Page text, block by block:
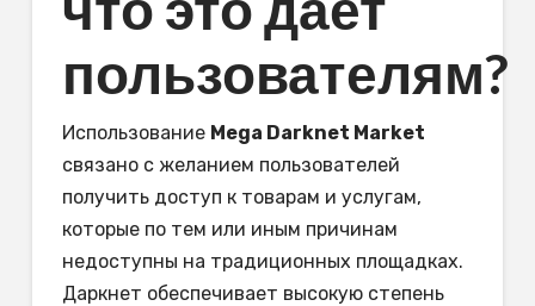
пользователям?
Использование Mega Darknet Market
связано с желанием пользователей
получить доступ к товарам и услугам,
которые по тем или иным причинам
недоступны на традиционных площадках.
Даркнет обеспечивает высокую степень